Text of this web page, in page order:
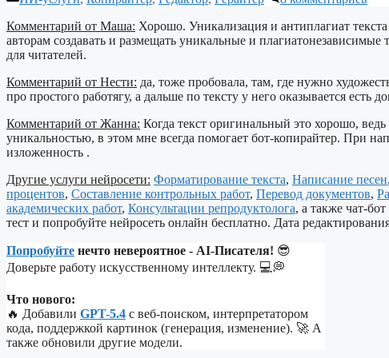
Комментарий от Маша: Хорошо. Уникализация и антиплагиат
авторам создавать и размещать уникальные и
для читателей.
Комментарий от Нести: да, тоже пробовала, там, где нужно
про простого работягу, а дальше по тексту у него оказывается есть
Комментарий от Жанна: Когда текст оригинальный это хорошо,
уникальностью, в этом мне всегда помогает бот-копирайтер. При
изложенность .
Другие услуги нейросети: Форматирование текста, Написание песен,
процентов, Составление контрольных работ, Перевод документов,
академических работ, Консультации репродуктолога, а также чат-
тест и попробуйте нейросеть онлайн бесплатно. Дата
Попробуйте нечто невероятное - AI-Писателя! 😎
Доверьте работу искусственному интеллекту. 💻💭
Что нового:
🔥 Добавили GPT-5.4 с веб-поиском, интерпретатором
кода, поддержкой картинок (генерация, изменение). 🚀 А
также обновили другие модели.